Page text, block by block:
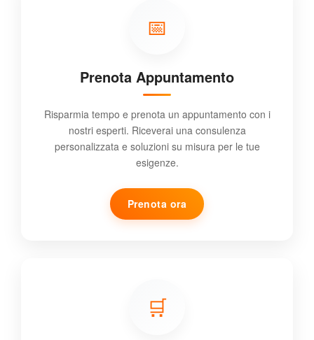
📅
Prenota Appuntamento
Risparmia tempo e prenota un appuntamento con i
nostri esperti. Riceverai una consulenza
personalizzata e soluzioni su misura per le tue
esigenze.
Prenota ora
🛒